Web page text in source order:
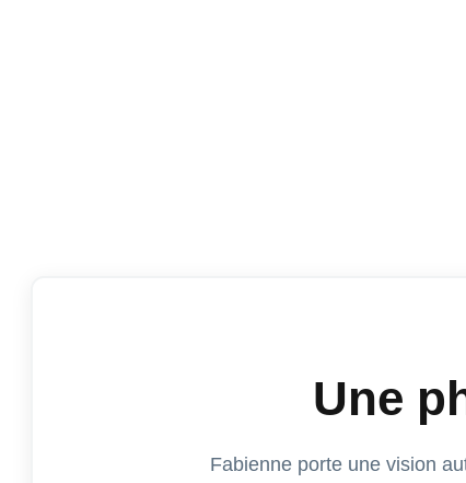
Une
Fabienne porte une vision